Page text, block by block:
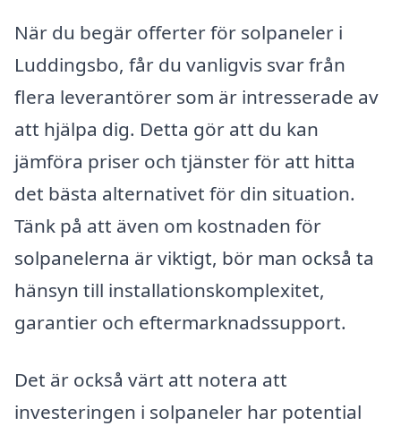
När du begär offerter för solpaneler i
Luddingsbo, får du vanligvis svar från
flera leverantörer som är intresserade av
att hjälpa dig. Detta gör att du kan
jämföra priser och tjänster för att hitta
det bästa alternativet för din situation.
Tänk på att även om kostnaden för
solpanelerna är viktigt, bör man också ta
hänsyn till installationskomplexitet,
garantier och eftermarknadssupport.
Det är också värt att notera att
investeringen i solpaneler har potential